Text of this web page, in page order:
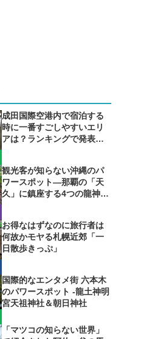
成田国際空港内で宿泊する
時に一番すごしやすいエリ
アは？ランキングで発表し
観光客が知らない沖縄のパ
ワースポット―那覇の「天
久」に鎮座する4つの龍神の
お得なはずなのに旅行者は
何故かモヤる札幌近郊「一
日散歩きっぷ」
国際的なエンタメ街 六本木
のパワースポット -龍土神明
宮天祖神社＆朝日神社
「マツコの知らない世界」